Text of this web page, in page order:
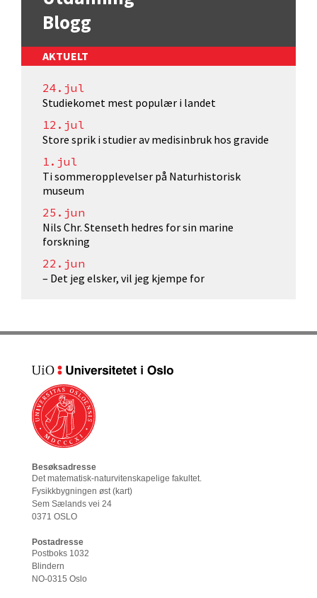
Blogg
AKTUELT
24.jul
Studiekomet mest populær i landet
12.jul
Store sprik i studier av medisinbruk hos gravide
1.jul
Ti sommeropplevelser på Naturhistorisk
museum
25.jun
Nils Chr. Stenseth hedres for sin marine
forskning
22.jun
– Det jeg elsker, vil jeg kjempe for
Besøksadresse
Det matematisk-naturvitenskapelige fakultet.
Fysikkbygningen øst (kart)
Sem Sælands vei 24
0371 OSLO
Postadresse
Postboks 1032
Blindern
NO-0315 Oslo